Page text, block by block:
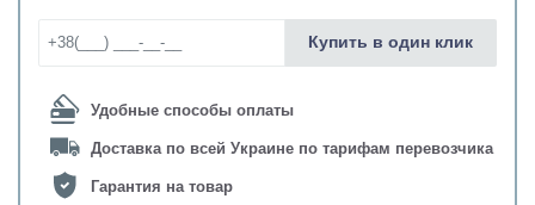
Удобные способы оплаты
Доставка по всей Украине по тарифам перевозчика
Гарантия на товар
Купить в один клик